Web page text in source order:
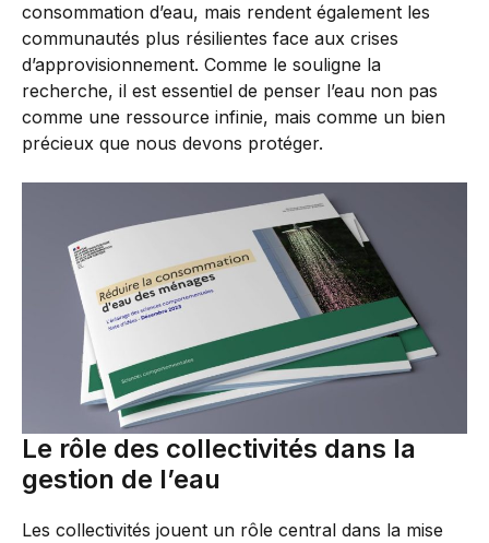
consommation d’eau, mais rendent également les
communautés plus résilientes face aux crises
d’approvisionnement. Comme le souligne la
recherche, il est essentiel de penser l’eau non pas
comme une ressource infinie, mais comme un bien
précieux que nous devons protéger.
Le rôle des collectivités dans la
gestion de l’eau
Les collectivités jouent un rôle central dans la mise